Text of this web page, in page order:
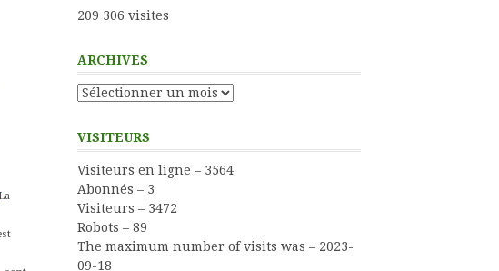
WordPress
La
209 306 visites
ARCHIVES
Archives
VISITEURS
Visiteurs en ligne – 3564
Abonnés – 3
Visiteurs – 3472
Robots – 89
The maximum number of visits was – 2023-
09-18